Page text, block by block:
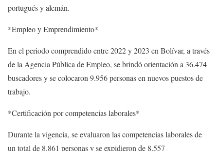
portugués y alemán.
*Empleo y Emprendimiento*
En el periodo comprendido entre 2022 y 2023 en Bolívar, a través
de la Agencia Pública de Empleo, se brindó orientación a 36.474
buscadores y se colocaron 9.956 personas en nuevos puestos de
trabajo.
*Certificación por competencias laborales*
Durante la vigencia, se evaluaron las competencias laborales de
un total de 8.861 personas y se expidieron de 8.557